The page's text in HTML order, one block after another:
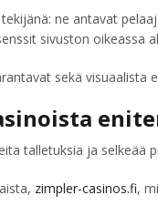
ne antavat
sivuston oikeassa
sekä
talletuksia ja selkeää
zimpler-casinos.fi,